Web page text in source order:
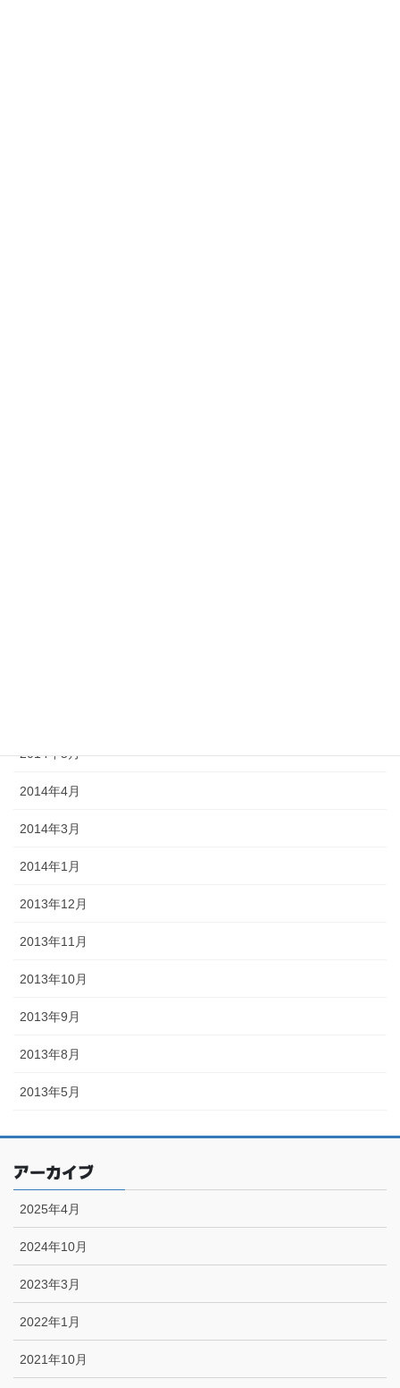
2014年5月
2014年4月
2014年3月
2014年1月
2013年12月
2013年11月
2013年10月
2013年9月
2013年8月
2013年5月
アーカイブ
2025年4月
2024年10月
2023年3月
2022年1月
2021年10月